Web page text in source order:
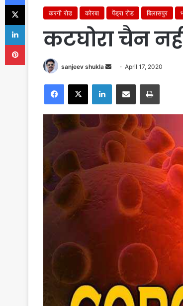
करगी रोड कोरबा पेंड्रा रोड बिलासपुर
कटघोरा चैन
sanjeev shukla
Send
email
April 17, 2020
Facebook
X LinkedInShare via Email Print
X
LinkedIn
Pinterest